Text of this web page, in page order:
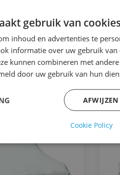
deze professionele
van 60°. Met het
gebruik van
inhoud en advertenties te
informatie over uw gebruik
kunnen combineren met
door uw gebruik van hun
AFWIJZEN
Cookie Policy